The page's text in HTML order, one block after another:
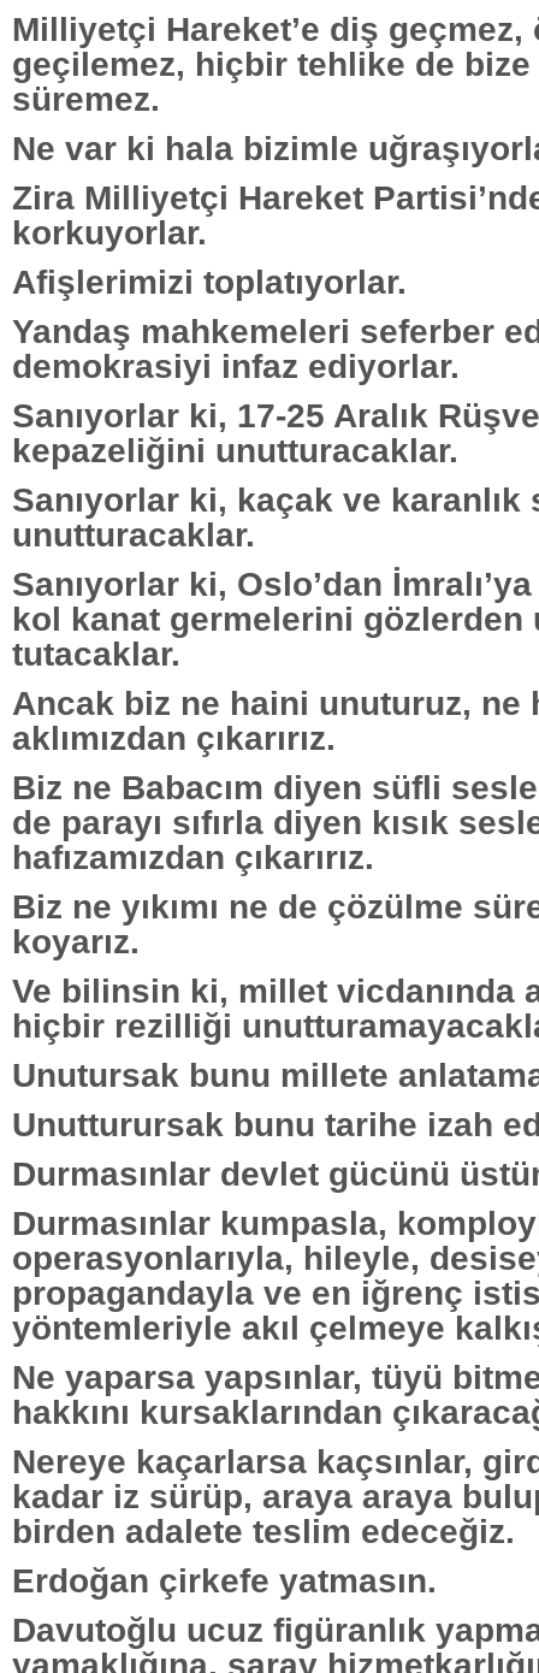
Milliyetçi Hareket’e diş geçmez,
geçilemez, hiçbir tehlike de
süremez.
Ne var ki hala bizimle
Zira Milliyetçi Hareket
korkuyorlar.
Afişlerimizi toplatıyorlar.
Yandaş mahkemeleri seferber
demokrasiyi infaz ediyorlar.
Sanıyorlar ki, 17-25 Aralık
kepazeliğini unutturacaklar.
Sanıyorlar ki, kaçak ve karanlık
unutturacaklar.
Sanıyorlar ki, Oslo’dan
kol kanat germelerini gözlerden
tutacaklar.
Ancak biz ne haini unuturuz, ne
aklımızdan çıkarırız.
Biz ne Babacım diyen süfli
de parayı sıfırla diyen kısık
hafızamızdan çıkarırız.
Biz ne yıkımı ne de çözülme
koyarız.
Ve bilinsin ki, millet vicdanında
hiçbir rezilliği
Unutursak bunu millete
Unutturursak bunu tarihe izah
Durmasınlar devlet gücünü
Durmasınlar kumpasla,
operasyonlarıyla, hileyle,
propagandayla ve en iğrenç
yöntemleriyle akıl çelmeye
Ne yaparsa yapsınlar, tüyü
hakkını kursaklarından
Nereye kaçarlarsa kaçsınlar,
kadar iz sürüp, araya araya
birden adalete teslim edeceğiz.
Erdoğan çirkefe yatmasın.
Davutoğlu ucuz figüranlık
yamaklığına, saray